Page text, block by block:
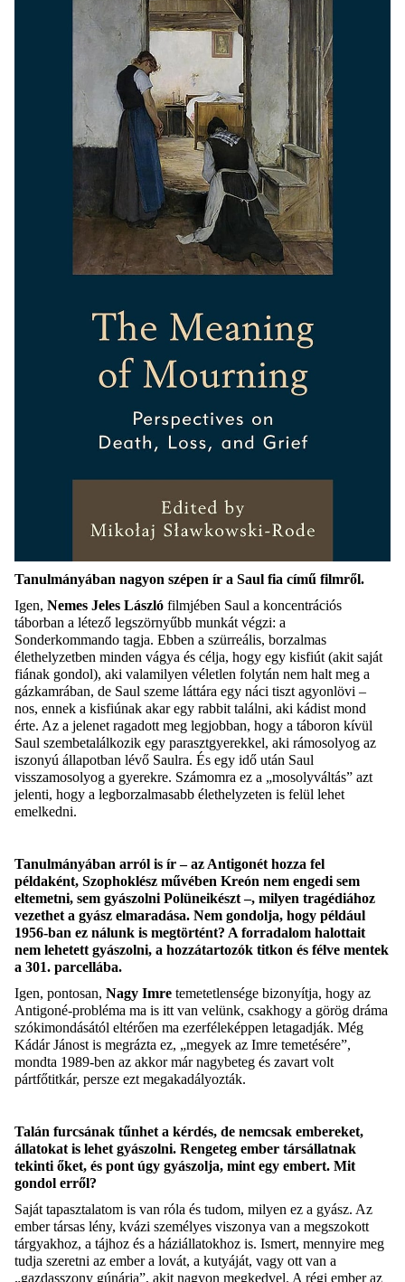
Tanulmányában nagyon szépen ír a Saul fia című filmről.
Igen, Nemes Jeles László filmjében Saul a koncentrációs
táborban a létező legszörnyűbb munkát végzi: a
Sonderkommando tagja. Ebben a szürreális, borzalmas
élethelyzetben minden vágya és célja, hogy egy kisfiút (akit saját
fiának gondol), aki valamilyen véletlen folytán nem halt meg a
gázkamrában, de Saul szeme láttára egy náci tiszt agyonlövi –
nos, ennek a kisfiúnak akar egy rabbit találni, aki kádist mond
érte. Az a jelenet ragadott meg legjobban, hogy a táboron kívül
Saul szembetalálkozik egy parasztgyerekkel, aki rámosolyog az
iszonyú állapotban lévő Saulra. És egy idő után Saul
visszamosolyog a gyerekre. Számomra ez a „mosolyváltás” azt
jelenti, hogy a legborzalmasabb élethelyzeten is felül lehet
emelkedni.
Tanulmányában arról is ír – az Antigonét hozza fel
példaként, Szophoklész művében Kreón nem engedi sem
eltemetni, sem gyászolni Polüneikészt –, milyen tragédiához
vezethet a gyász elmaradása. Nem gondolja, hogy például
1956-ban ez nálunk is megtörtént? A forradalom halottait
nem lehetett gyászolni, a hozzátartozók titkon és félve mentek
a 301. parcellába.
Igen, pontosan, Nagy Imre temetetlensége bizonyítja, hogy az
Antigoné-probléma ma is itt van velünk, csakhogy a görög dráma
szókimondásától eltérően ma ezerféleképpen letagadják. Még
Kádár Jánost is megrázta ez, „megyek az Imre temetésére”,
mondta 1989-ben az akkor már nagybeteg és zavart volt
pártfőtitkár, persze ezt megakadályozták.
Talán furcsának tűnhet a kérdés, de nemcsak embereket,
állatokat is lehet gyászolni. Rengeteg ember társállatnak
tekinti őket, és pont úgy gyászolja, mint egy embert. Mit
gondol erről?
Saját tapasztalatom is van róla és tudom, milyen ez a gyász. Az
ember társas lény, kvázi személyes viszonya van a megszokott
tárgyakhoz, a tájhoz és a háziállatokhoz is. Ismert, mennyire meg
tudja szeretni az ember a lovát, a kutyáját, vagy ott van a
„gazdasszony gúnárja”, akit nagyon megkedvel. A régi ember az